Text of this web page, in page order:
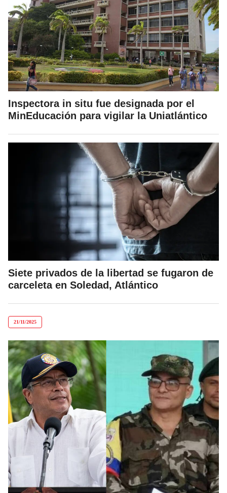
Inspectora in situ fue designada por el
MinEducación para vigilar la Uniatlántico
Siete privados de la libertad se fugaron de
carceleta en Soledad, Atlántico
21/11/2025